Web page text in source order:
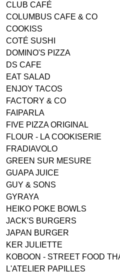
CLUB CAFÉ
COLUMBUS CAFE & CO
COOKISS
COTÉ SUSHI
DOMINO'S PIZZA
DS CAFE
EAT SALAD
ENJOY TACOS
FACTORY & CO
FAIPARLA
FIVE PIZZA ORIGINAL
FLOUR - LA COOKISERIE
FRADIAVOLO
GREEN SUR MESURE
GUAPA JUICE
GUY & SONS
GYRAYA
HEIKO POKE BOWLS
JACK'S BURGERS
JAPAN BURGER
KER JULIETTE
KOBOON - STREET FOOD
L'ATELIER PAPILLES